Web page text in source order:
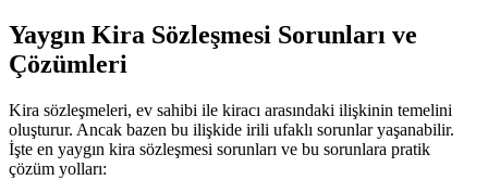
Yaygın Kira Sözleşmesi Sorunları ve
Çözümleri
Kira sözleşmeleri, ev sahibi ile kiracı arasındaki ilişkinin temelini
oluşturur. Ancak bazen bu ilişkide irili ufaklı sorunlar yaşanabilir.
İşte en yaygın kira sözleşmesi sorunları ve bu sorunlara pratik
çözüm yolları: